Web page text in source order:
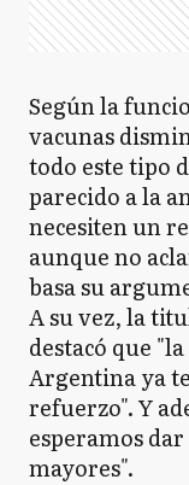
Según la
vacunas
todo este tipo
parecido a la
necesiten un
aunque no
basa su
A su vez, la
destacó que
Argentina ya
refuerzo". Y
esperamos
mayores".